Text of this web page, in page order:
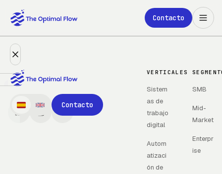
Contacto
Partners
Contacto
VERTICALES
Sistem
as de
trabajo
digital
Autom
atizaci
ón de
SMB
Mid-
Market
Enterpr
ise